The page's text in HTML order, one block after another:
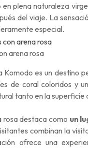
plena naturaleza
del viaje. La
especial.
arena rosa
Komodo es un destino
de coral coloridos y
tanto en la superficie
rosa destaca como un
combinan la
ofrece una